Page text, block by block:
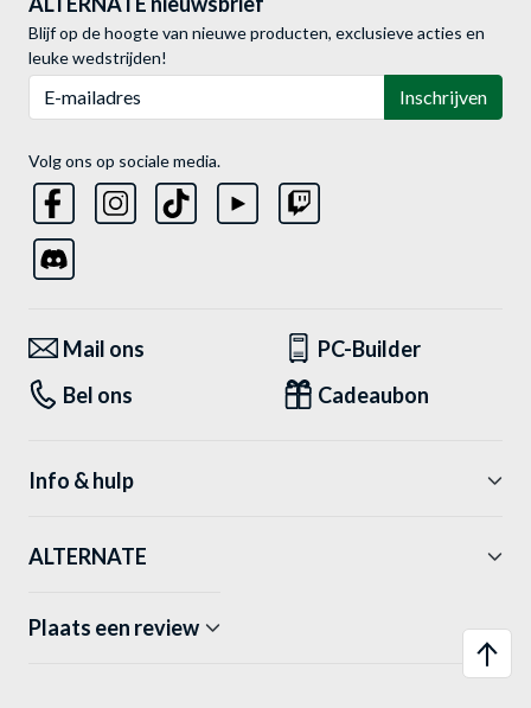
Blijf op de hoogte van nieuwe producten, exclusieve acties en
leuke wedstrijden!
Inschrijven
Volg ons op sociale media.
Mail ons
PC-Builder
Bel ons
Cadeaubon
Info & hulp
ALTERNATE
Plaats een review